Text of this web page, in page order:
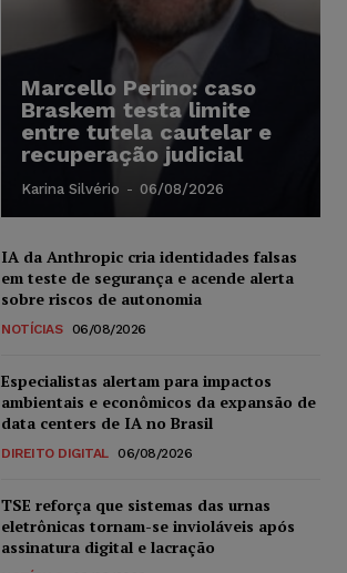
Marcello Perino: caso
Braskem testa limite
entre tutela cautelar e
recuperação judicial
Karina Silvério - 06/08/2026
IA da Anthropic cria identidades falsas
em teste de segurança e acende alerta
sobre riscos de autonomia
NOTÍCIAS 06/08/2026
Especialistas alertam para impactos
ambientais e econômicos da expansão de
data centers de IA no Brasil
DIREITO DIGITAL 06/08/2026
TSE reforça que sistemas das urnas
eletrônicas tornam-se invioláveis após
assinatura digital e lacração